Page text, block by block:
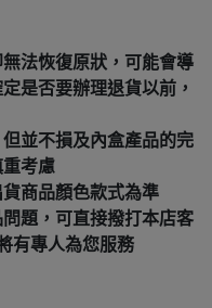
法恢復原狀，可能會導
是否要辦理退貨以前，
並不損及內盒產品的完
考慮
商品顏色款式為準
題，可直接撥打本店客
有專人為您服務